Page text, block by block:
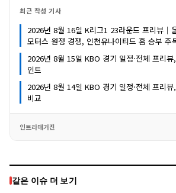
최근 작성 기사
2026년 8월 16일 K리그1 23라운드 프리뷰｜
모터스 원정 경쟁, 인천유나이티드 홈 승부 주
2026년 8월 15일 KBO 경기 일정·전체 프리
인트
2026년 8월 14일 KBO 경기 일정·전체 프리
비교
인트라매거진
같은 이슈 더 보기